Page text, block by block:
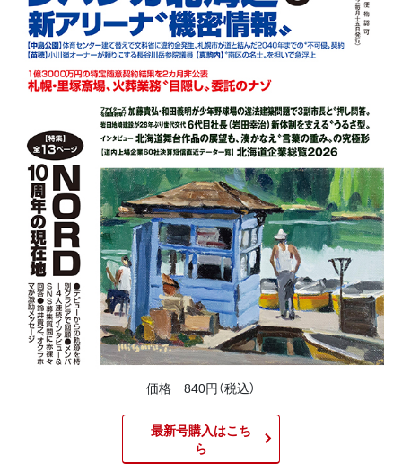
価格 840円（税込）
最新号購入はこち
ら​